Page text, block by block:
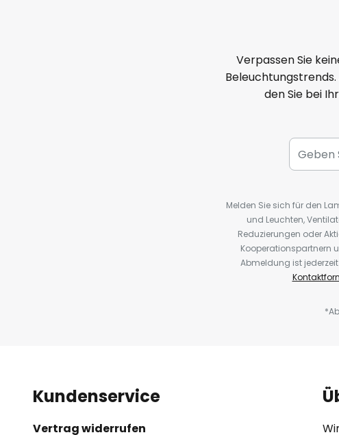
Verpassen Sie
den Sie bei
Melden Sie sich für den
und Leuchten,
Reduzierungen oder
Kooperationspartnern
Abmeldung ist
Kundenservice
Vertrag widerrufen